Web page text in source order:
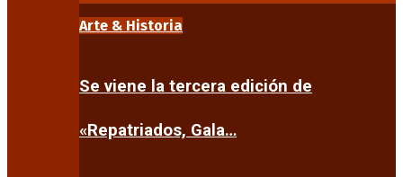
Arte & Historia
Se viene la tercera edición de
«Repatriados, Gala…